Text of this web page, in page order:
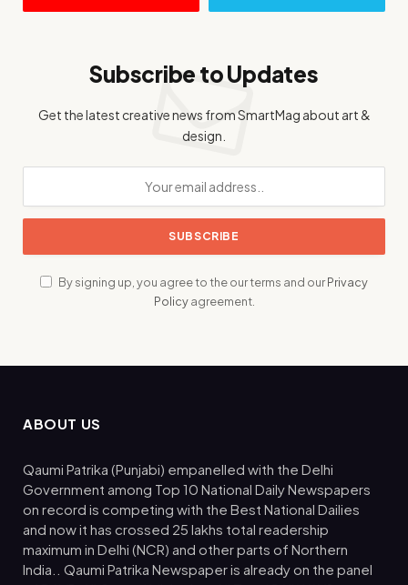
Subscribe to Updates
Get the latest creative news from SmartMag about art &
design.
By signing up, you agree to the our terms and ourPrivacy
Policyagreement.
ABOUT US
Qaumi Patrika (Punjabi) empanelled with the Delhi
Government among Top 10 National Daily Newspapers
on record is competing with the Best National Dailies
and now it has crossed 25 lakhs total readership
maximum in Delhi (NCR) and other parts of Northern
India.. Qaumi Patrika Newspaper is already on the panel